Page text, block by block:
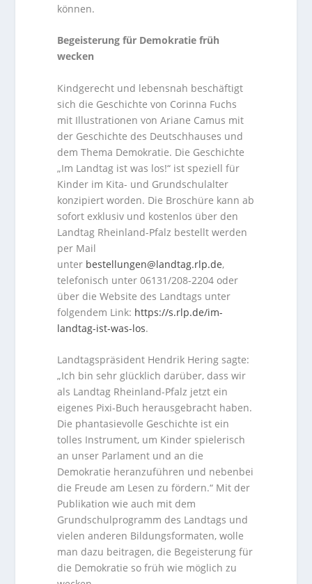
können.
Begeisterung für Demokratie früh
wecken
Kindgerecht und lebensnah beschäftigt
sich die Geschichte von Corinna Fuchs
mit Illustrationen von Ariane Camus mit
der Geschichte des Deutschhauses und
dem Thema Demokratie. Die Geschichte
„Im Landtag ist was los!“ ist speziell für
Kinder im Kita- und Grundschulalter
konzipiert worden. Die Broschüre kann ab
sofort exklusiv und kostenlos über den
Landtag Rheinland-Pfalz bestellt werden
per Mail
unter bestellungen@landtag.rlp.de,
telefonisch unter 06131/208-2204 oder
über die Website des Landtags unter
folgendem Link: https://s.rlp.de/im-
landtag-ist-was-los.
Landtagspräsident Hendrik Hering sagte:
„Ich bin sehr glücklich darüber, dass wir
als Landtag Rheinland-Pfalz jetzt ein
eigenes Pixi-Buch herausgebracht haben.
Die phantasievolle Geschichte ist ein
tolles Instrument, um Kinder spielerisch
an unser Parlament und an die
Demokratie heranzuführen und nebenbei
die Freude am Lesen zu fördern.“ Mit der
Publikation wie auch mit dem
Grundschulprogramm des Landtags und
vielen anderen Bildungsformaten, wolle
man dazu beitragen, die Begeisterung für
die Demokratie so früh wie möglich zu